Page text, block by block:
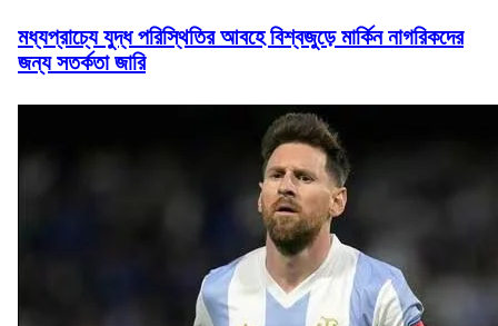
মধ্যপ্রাচ্যে যুদ্ধ পরিস্থিতির আবহে বিশ্বজুড়ে মার্কিন নাগরিকদের
জন্য সতর্কতা জারি